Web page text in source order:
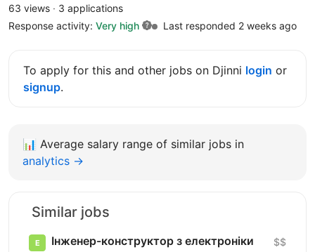
63 views · 3 applications
Response activity: Very high Last responded 2 weeks ago
To apply for this and other jobs on Djinni login or
signup.
📊 Average salary range of similar jobs in
analytics →
Similar jobs
Інженер-конструктор з електроніки $$